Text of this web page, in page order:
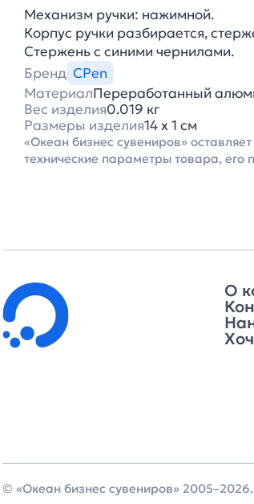
Механизм ручки: нажимной.
Корпус ручки разбирается,
Стержень с синими чернилами.
Бренд CPen
МатериалПереработанный
Вес изделия0.019 кг
Размеры изделия14 х 1 см
«Океан бизнес сувениров»
технические параметры товара, его
О
© «Океан бизнес сувениров»